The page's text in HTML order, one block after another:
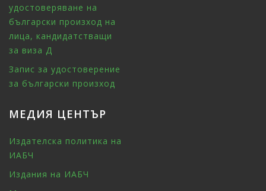
удостоверяване на
български произход на
лица, кандидатстващи
за виза Д
Запис за удостоверение
за български произход
МЕДИЯ ЦЕНТЪР
Издателска политика на
ИАБЧ
Издания на ИАБЧ